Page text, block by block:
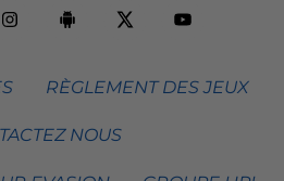
RÈGLEMENT DES JEUX
NOUS